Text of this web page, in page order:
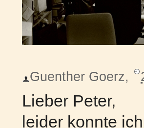
Guenther Goerz,
Lieber Peter,
leider konnte